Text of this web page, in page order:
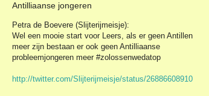
Antilliaanse jongeren
Petra de Boevere (Slijterijmeisje):
Wel een mooie start voor Leers, als er geen Antillen
meer zijn bestaan er ook geen Antilliaanse
probleemjongeren meer #zolossenwedatop
http://twitter.com/Slijterijmeisje/status/26886608910